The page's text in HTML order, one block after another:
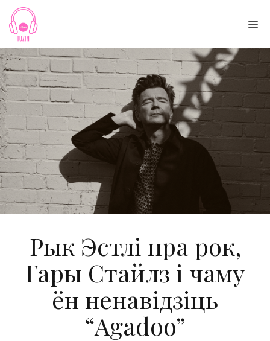
Skip
content
Рык Эстлі пра рок,
Гары Стайлз і чаму
ён ненавідзіць
“Agadoo”